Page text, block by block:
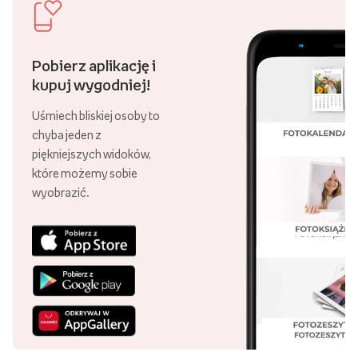
Pobierz aplikację i
kupuj wygodniej!
Uśmiech bliskiej osoby to
chyba jeden z
piękniejszych widoków,
które możemy sobie
wyobrazić.